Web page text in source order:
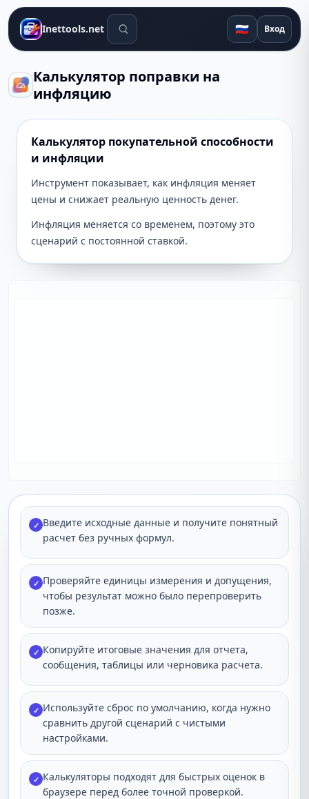
Inettools.net Поиск инструментов 🇷🇺 Вход
Калькулятор поправки на
инфляцию
Калькулятор покупательной способности
и инфляции
Инструмент показывает, как инфляция меняет
цены и снижает реальную ценность денег.
Инфляция меняется со временем, поэтому это
сценарий с постоянной ставкой.
✓ Введите исходные данные и получите понятный
расчет без ручных формул.
✓ Проверяйте единицы измерения и допущения,
чтобы результат можно было перепроверить
позже.
✓ Копируйте итоговые значения для отчета,
сообщения, таблицы или черновика расчета.
✓ Используйте сброс по умолчанию, когда нужно
сравнить другой сценарий с чистыми
настройками.
✓ Калькуляторы подходят для быстрых оценок в
браузере перед более точной проверкой.